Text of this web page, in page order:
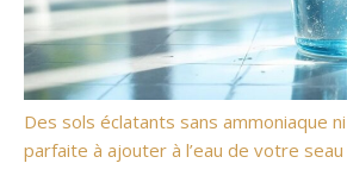
Des sols éclatants sans ammoniaque
parfaite à ajouter à l’eau de votre seau